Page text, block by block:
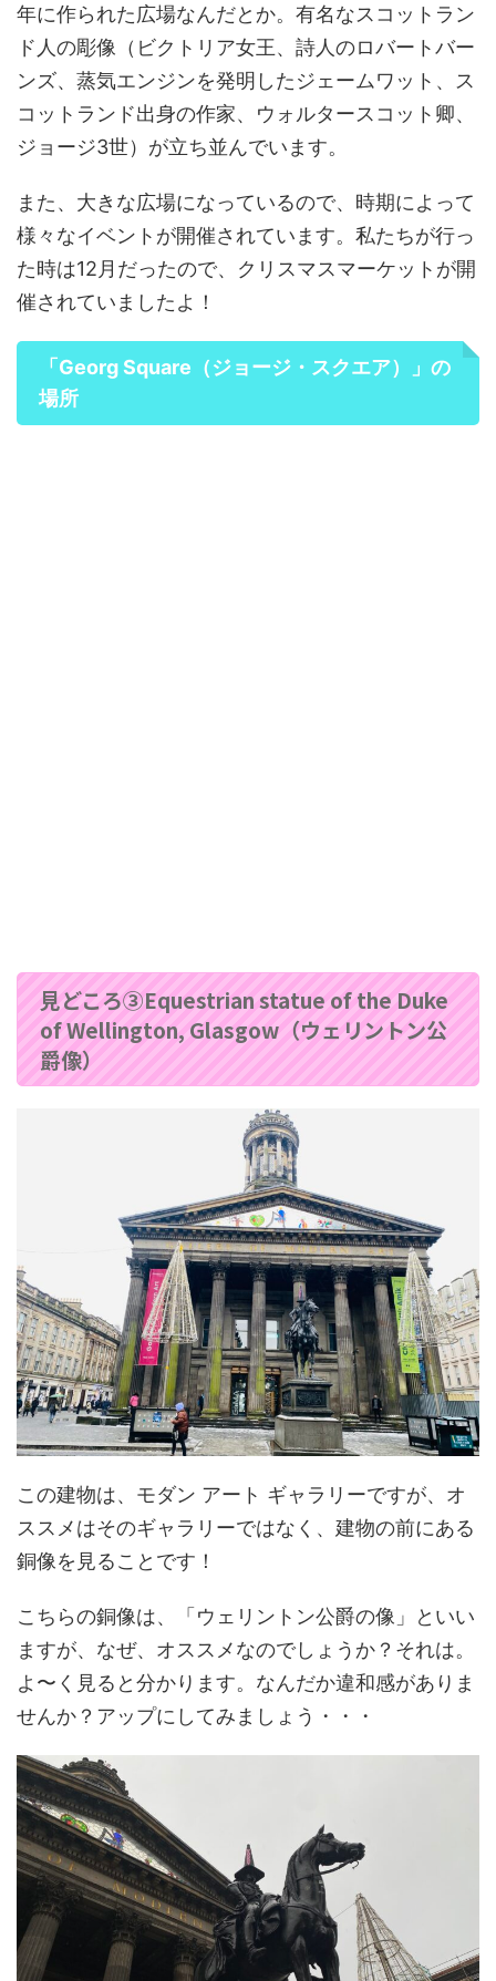
年に作られた広場なんだとか。有名なスコットラン
ド人の彫像（ビクトリア女王、詩人のロバートバー
ンズ、蒸気エンジンを発明したジェームワット、ス
コットランド出身の作家、ウォルタースコット卿、
ジョージ3世）が立ち並んでいます。
また、大きな広場になっているので、時期によって
様々なイベントが開催されています。私たちが行っ
た時は12月だったので、クリスマスマーケットが開
催されていましたよ！
「Georg Square （ジョージ・スクエア）」の
場所
見どころ③Equestrian statue of the Duke
of Wellington, Glasgow（ウェリントン公
爵像）
この建物は、モダン アート ギャラリーですが、オ
ススメはそのギャラリーではなく、建物の前にある
銅像を見ることです！
こちらの銅像は、「ウェリントン公爵の像」といい
ますが、なぜ、オススメなのでしょうか？それは。
よ〜く見ると分かります。なんだか違和感がありま
せんか？アップにしてみましょう・・・